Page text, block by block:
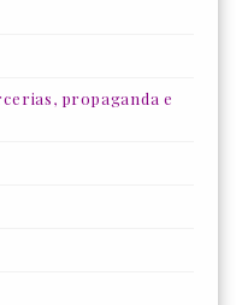
propaganda e